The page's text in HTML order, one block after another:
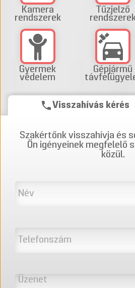
Kamera
rendszerek
Tűzjelző
Gyermek
védelem
Gépjármű
phoneVisszahívás kérés
Szakértőnk visszahívja és
Ön igényeinek megfelelő
közül.